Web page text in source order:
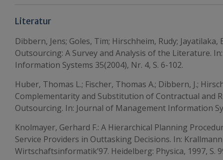
Literatur
Dibbern, Jens; Goles, Tim; Hirschheim, Rudy;
Outsourcing: A Survey and Analysis of the Literature.
Information Systems 35(2004), Nr. 4, S. 6-102.
Huber, Thomas L.; Fischer, Thomas A.; Dibbern, J.;
Complementarity and Substitution of Contractual and
Outsourcing. In: Journal of Management Information
Knolmayer, Gerhard F.: A Hierarchical Planning
Service Providers in Outtasking Decisions. In:
Wirtschaftsinformatik’97. Heidelberg: Physica, 1997, S.